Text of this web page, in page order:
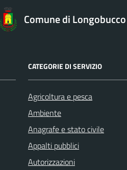
Comune di Longobucco
CATEGORIE DI SERVIZIO
Agricoltura e pesca
Ambiente
Anagrafe e stato civile
Appalti pubblici
Autorizzazioni